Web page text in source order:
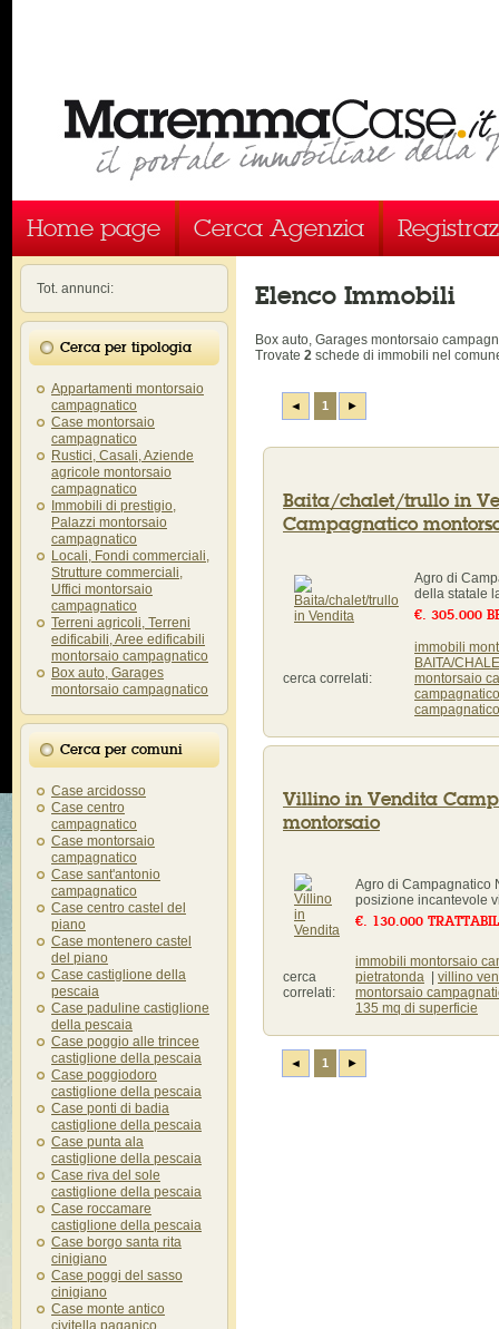
Home page Cerca Agenzia
Tot. annunci:
Cerca per tipologia
Appartamenti montorsaio
campagnatico
Case montorsaio
campagnatico
Rustici, Casali, Aziende
agricole montorsaio
campagnatico
Immobili di prestigio,
Palazzi montorsaio
campagnatico
Locali, Fondi commerciali,
Strutture commerciali,
Uffici montorsaio
campagnatico
Terreni agricoli, Terreni
edificabili, Aree edificabili
montorsaio campagnatico
Box auto, Garages
montorsaio campagnatico
Cerca per comuni
Case arcidosso
Case centro
campagnatico
Case montorsaio
campagnatico
Case sant'antonio
campagnatico
Case centro castel del
piano
Case montenero castel
del piano
Case castiglione della
pescaia
Case paduline castiglione
della pescaia
Case poggio alle trincee
castiglione della pescaia
Case poggiodoro
castiglione della pescaia
Case ponti di badia
castiglione della pescaia
Case punta ala
castiglione della pescaia
Case riva del sole
castiglione della pescaia
Case roccamare
castiglione della pescaia
Case borgo santa rita
cinigiano
Case poggi del sasso
cinigiano
Case monte antico
civitella paganico
Elenco Immobili
Box auto, Garages montorsaio
Trovate 2 schede di immobili nel
◄ 1 ►
Baita/chalet/trullo in
Campagnatico
Agro di
della statale
€. 305.000
cerca correlati:
immobili
BAITA/
montorsaio
Villino in Vendita
montorsaio
Agro di Campagnatico
posizione incantevole
€. 130.000
cerca
correlati:
immobili montorsaio
pietratonda
villino
montorsaio
135 mq di superficie
◄ 1 ►